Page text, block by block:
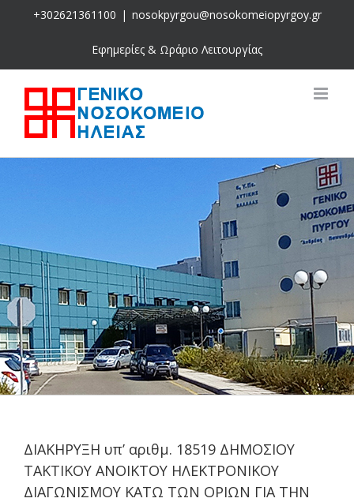
+302621361100 | nosokpyrgou@nosokomeiopyrgoy.gr
Εφημερίες & Ωράριο Λειτουργίας
ΔΙΑΚΗΡΥΞΗ υπ’ αριθμ. 18519 ΔΗΜΟΣΙΟΥ
ΤΑΚΤΙΚΟΥ ΑΝΟΙΚΤΟΥ ΗΛΕΚΤΡΟΝΙΚΟΥ
ΔΙΑΓΩΝΙΣΜΟΥ ΚΑΤΩ ΤΩΝ ΟΡΙΩΝ ΓΙΑ ΤΗΝ